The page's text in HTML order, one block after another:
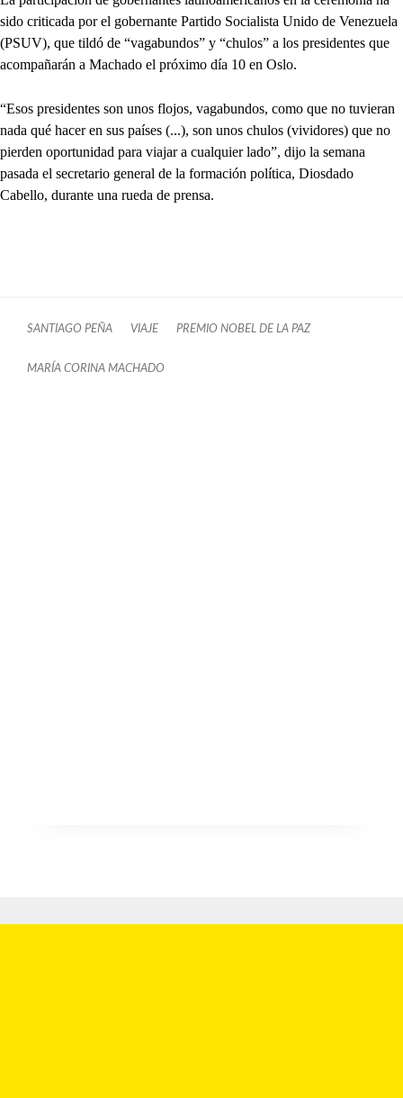
sido criticada por el gobernante Partido Socialista Unido de Venezuela
(PSUV), que tildó de “vagabundos” y “chulos” a los presidentes que
acompañarán a Machado el próximo día 10 en Oslo.
“Esos presidentes son unos flojos, vagabundos, como que no tuvieran
nada qué hacer en sus países (...), son unos chulos (vividores) que no
pierden oportunidad para viajar a cualquier lado”, dijo la semana
pasada el secretario general de la formación política, Diosdado
Cabello, durante una rueda de prensa.
SANTIAGO PEÑA VIAJE PREMIO NOBEL DE LA PAZ
MARÍA CORINA MACHADO